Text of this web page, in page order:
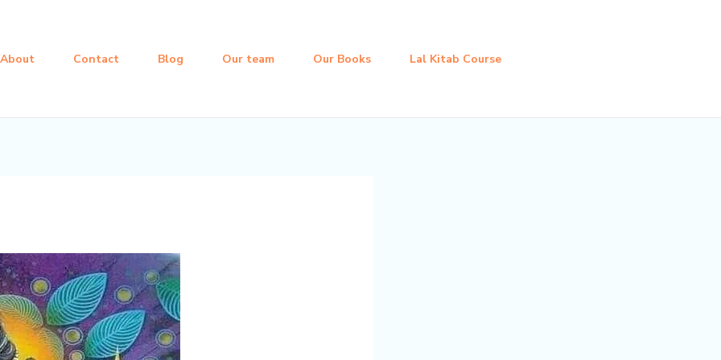
About Contact Blog Our team Our Books Lal Kitab Course